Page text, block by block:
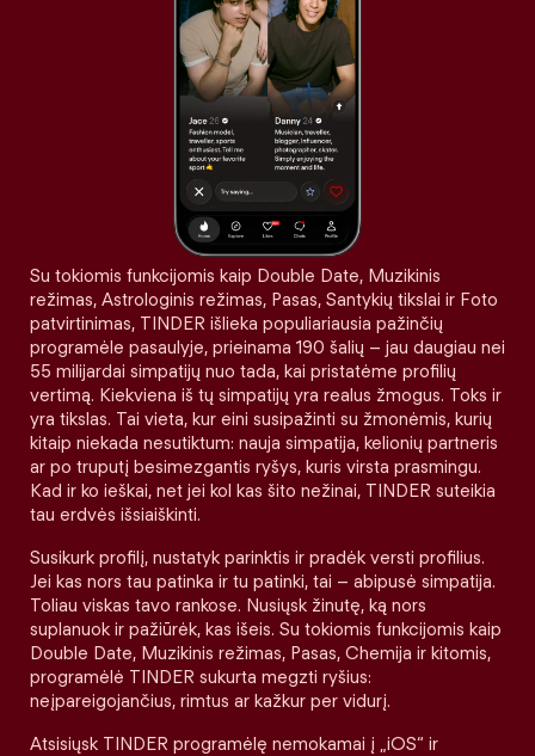
Su tokiomis funkcijomis kaip Double Date, Muzikinis
režimas, Astrologinis režimas, Pasas, Santykių tikslai ir Foto
patvirtinimas, TINDER išlieka populiariausia pažinčių
programėle pasaulyje, prieinama 190 šalių – jau daugiau nei
55 milijardai simpatijų nuo tada, kai pristatėme profilių
vertimą. Kiekviena iš tų simpatijų yra realus žmogus. Toks ir
yra tikslas. Tai vieta, kur eini susipažinti su žmonėmis, kurių
kitaip niekada nesutiktum: nauja simpatija, kelionių partneris
ar po truputį besimezgantis ryšys, kuris virsta prasmingu.
Kad ir ko ieškai, net jei kol kas šito nežinai, TINDER suteikia
tau erdvės išsiaiškinti.
Susikurk profilį, nustatyk parinktis ir pradėk versti profilius.
Jei kas nors tau patinka ir tu patinki, tai – abipusė simpatija.
Toliau viskas tavo rankose. Nusiųsk žinutę, ką nors
suplanuok ir pažiūrėk, kas išeis. Su tokiomis funkcijomis kaip
Double Date, Muzikinis režimas, Pasas, Chemija ir kitomis,
programėlė TINDER sukurta megzti ryšius:
neįpareigojančius, rimtus ar kažkur per vidurį.
Atsisiųsk TINDER programėlę nemokamai į „iOS“ ir